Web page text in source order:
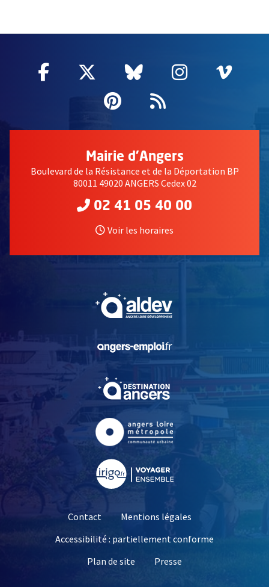
Facebook
, Ouvre une nouvelle fenêtre
Twitter
, Ouvre une nouvelle
Bluesky
, Ouvre une
Instagram
, Ouvre
,
Pinterest
, Ouvre une
Flux RSS
Mairie d'Angers
Boulevard de la Résistance et de la Déportation BP
80011 49020 ANGERS Cedex 02
02 41 05 40 00
Voir les horaires
, Ouvre une nouvelle
, Ouvre une nouvelle
Contact
Mentions légales
Accessibilité : partiellement conforme
Plan de site
Presse